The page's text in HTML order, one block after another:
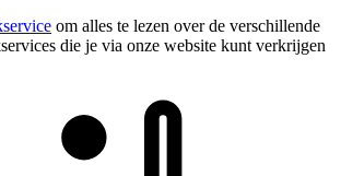
om alles te lezen over de verschillende
die je via onze website kunt verkrijgen